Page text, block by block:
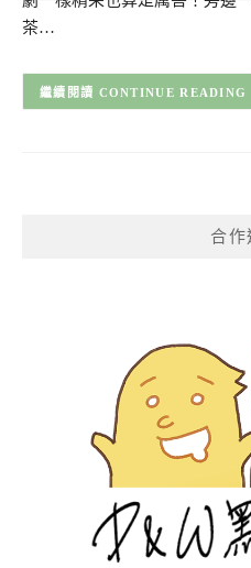
茶…
CONTINUE READING
合作